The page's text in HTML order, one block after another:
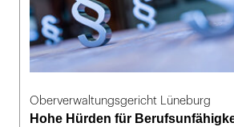
Oberverwaltungsgericht Lüneburg
Hohe Hürden für